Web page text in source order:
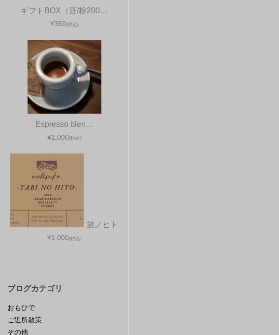
ギフトBOX（豆/粉200…
¥350(税込)
Espresso blen…
¥1,000(税込)
旅ノヒト
¥1,000(税込)
ブログカテゴリ
おもひで
ご近所散策
その他